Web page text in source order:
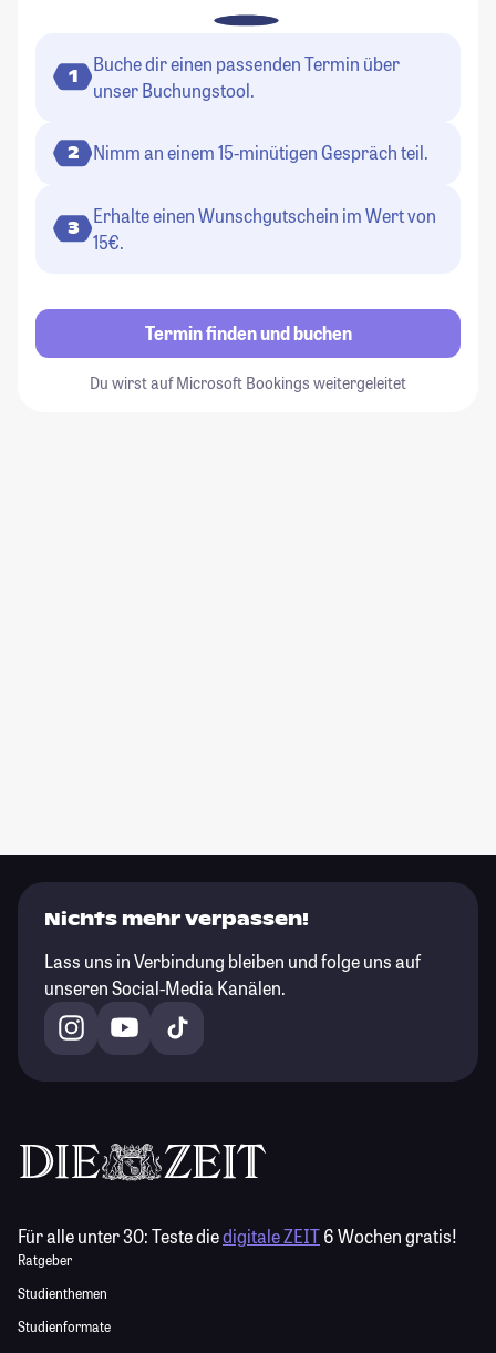
1
Buche dir einen passenden Termin über
unser Buchungstool.
2 Nimm an einem 15-minütigen Gespräch teil.
3
Erhalte einen Wunschgutschein im Wert von
15€.
Termin finden und buchen
Du wirst auf Microsoft Bookings weitergeleitet
Nichts mehr verpassen!
Lass uns in Verbindung bleiben und folge uns auf
unseren Social-Media Kanälen.
Für alle unter 30:Teste diedigitale ZEIT6 Wochen gratis!
Ratgeber
Studienthemen
Studienformate